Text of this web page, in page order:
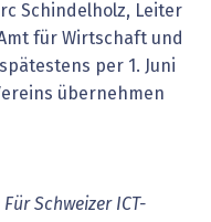
Schindelholz, Leiter
für Wirtschaft und
per 1. Juni
übernehmen
Schweizer ICT-